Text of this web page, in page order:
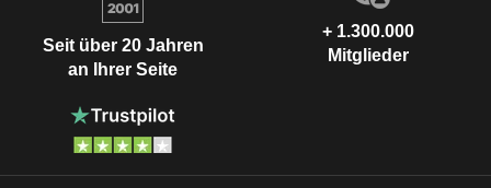
Seit über 20 Jahren
an Ihrer Seite
+ 1.300.000
Mitglieder